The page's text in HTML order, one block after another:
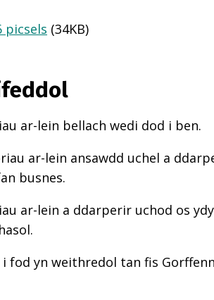
picsels (34KB)
ar-lein bellach wedi dod i ben.
ar-lein ansawdd uchel a
busnes.
ar-lein a ddarperir uchod os
fod yn weithredol tan fis